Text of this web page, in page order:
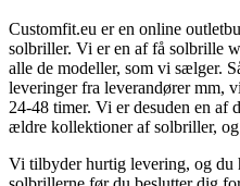
Customfit.eu er en online
solbriller. Vi er en af få solbrille
alle de modeller, som vi sælger.
leveringer fra leverandører mm,
24-48 timer. Vi er desuden en af
ældre kollektioner af solbriller,
Vi tilbyder hurtig levering, og du